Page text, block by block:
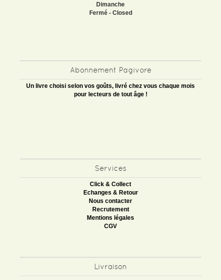
Dimanche
Fermé - Closed
Abonnement Pagivore
Un livre choisi selon vos goûts, livré chez vous chaque mois
pour lecteurs de tout âge !
Services
Click & Collect
Echanges & Retour
Nous contacter
Recrutement
Mentions légales
CGV
Livraison